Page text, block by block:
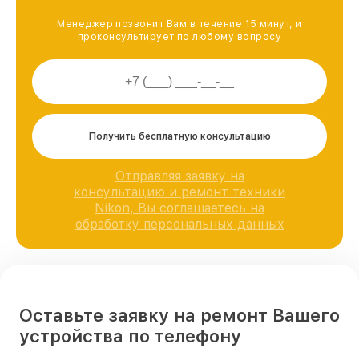
Менеджер позвонит Вам в течение 15 минут, и
проконсультирует по любому вопросу
Получить бесплатную консультацию
Отправляя заявку на
консультацию и ремонт техники
Nikon, Вы соглашаетесь на
обработку персональных данных
Оставьте заявку на ремонт Вашего
устройства по телефону